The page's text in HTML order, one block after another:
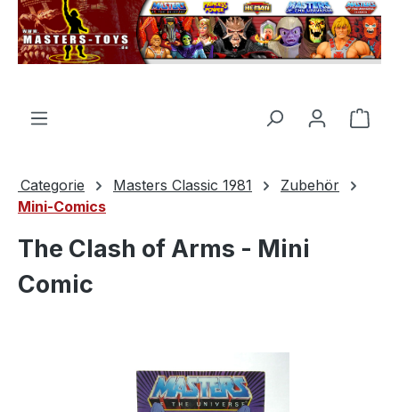
principale
Il
Categorie Masters Classic 1981
Zubehör
Mini-Comics
The Clash of Arms - Mini
Comic